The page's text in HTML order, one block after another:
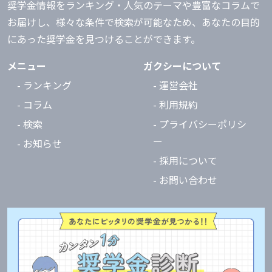
奨学金情報をランキング・人気のテーマや豊富なコラムで
お届けし、様々な条件で検索が可能なため、あなたの目的
にあった奨学金を見つけることができます。
メニュー
- ランキング
- コラム
- 検索
- お知らせ
ガクシーについて
- 運営会社
- 利用規約
- プライバシーポリシ
ー
- 採用について
- お問い合わせ